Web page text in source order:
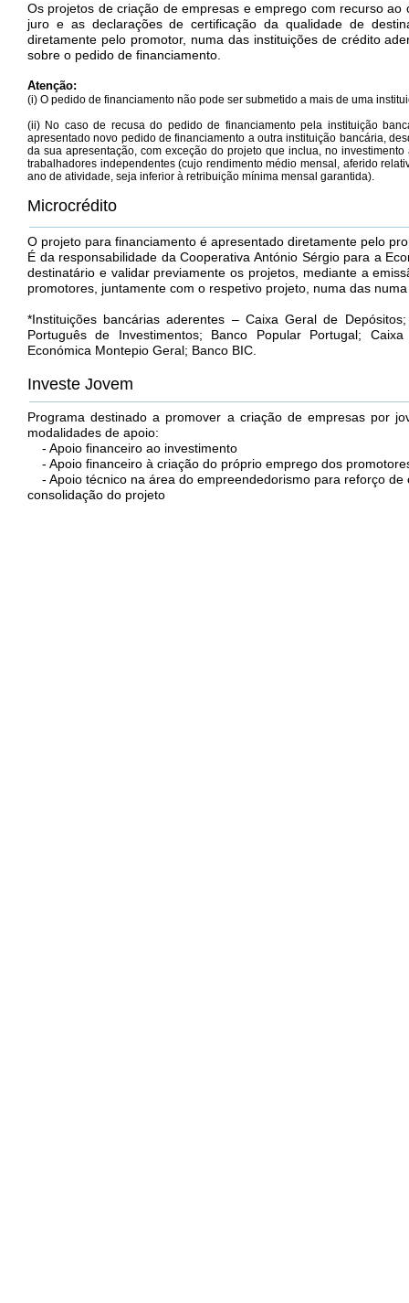
Os projetos de criação de empresas e emprego com recurso
juro e as declarações de certificação da qualidade de
diretamente pelo promotor, numa das instituições de crédito
sobre o pedido de financiamento.
Atenção:
(i) O pedido de financiamento não pode ser submetido a mais de uma
(ii) No caso de recusa do pedido de financiamento pela instituição
apresentado novo pedido de financiamento a outra instituição bancária,
da sua apresentação, com exceção do projeto que inclua, no
trabalhadores independentes (cujo rendimento médio mensal, aferido
ano de atividade, seja inferior à retribuição mínima mensal garantida).
Microcrédito
O projeto para financiamento é apresentado diretamente pelo
É da responsabilidade da Cooperativa António Sérgio para a
destinatário e validar previamente os projetos, mediante a
promotores, juntamente com o respetivo projeto, numa das
*Instituições bancárias aderentes – Caixa Geral de
Português de Investimentos; Banco Popular Portugal;
Económica Montepio Geral; Banco BIC.
Investe Jovem
Programa destinado a promover a criação de empresas por
modalidades de apoio:
- Apoio financeiro ao investimento
- Apoio financeiro à criação do próprio emprego dos
- Apoio técnico na área do empreendedorismo para reforço de
consolidação do projeto